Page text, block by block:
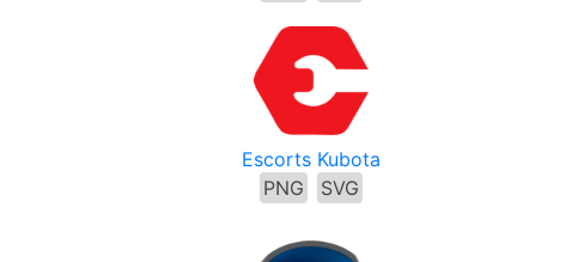
Escorts Kubota
PNG
SVG